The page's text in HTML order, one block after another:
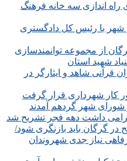
راه اندازی سه خانه فرهنگ
شهر با رئیس کل دادگستری
از مجموعه توانمندسازی
شهید استان
قرآنی شاهد و ایثارگر در
کار شهرداری قرار گرفت
شهر گردهم آمدند
داشت دهه فجر تشریح شد
گرگان باید بازنگری شود/
نیاز جدی شهروندان